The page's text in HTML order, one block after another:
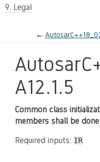
9. Legal
←
A12.1.5
Common class
members shall be
Required inputs: IR